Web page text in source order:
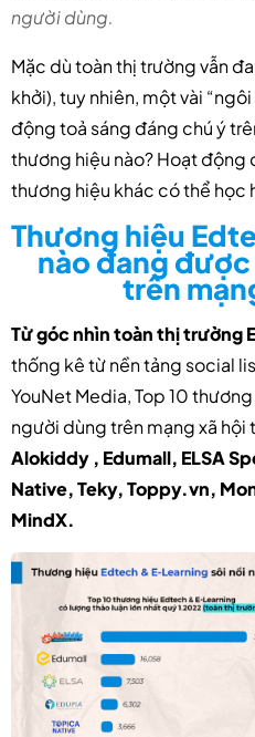
người dùng.
Mặc dù toàn thị trường vẫn
khởi), tuy nhiên, một vài
động toả sáng đáng chú ý
thương hiệu nào? Hoạt động
thương hiệu khác có thể học
Thương hiệu
nào đang
trên
Từ góc nhìn toàn thị trường
thống kê từ nền tảng social
YouNet Media, Top 10
người dùng trên mạng xã hội
Alokiddy , Edumall, ELSA
Native, Teky, Toppy.vn,
MindX.